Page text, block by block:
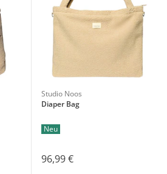
Studio Noos
Diaper Bag
Neu
96,99 €